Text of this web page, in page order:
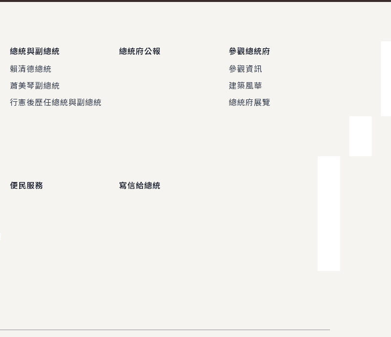
總統與副總統
賴清德總統
蕭美琴副總統
行憲後歷任總統與副總統
總統府公報
參觀總統府
參觀資訊
建築風華
總統府展覽
便民服務 寫信給總統